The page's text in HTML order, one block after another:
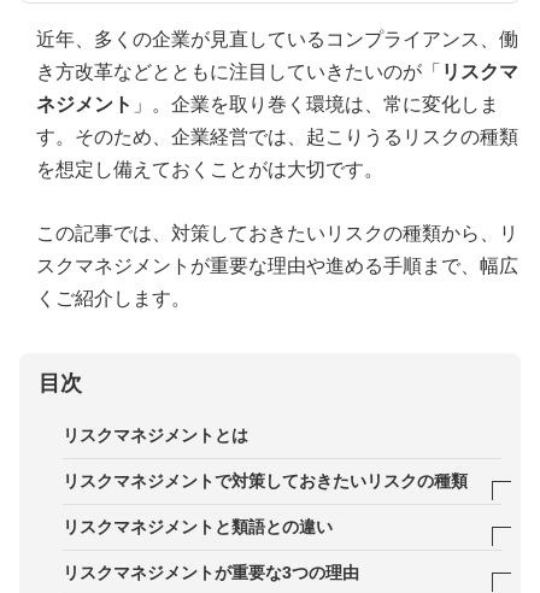
近年、多くの企業が見直しているコンプライアンス、働
き方改革などとともに注目していきたいのが「 リスクマ
ネジメント 」。企業を取り巻く環境は、常に変化しま
す。そのため、企業経営では、起こりうるリスクの種類
を想定し備えておくことがは大切です。
この記事では、対策しておきたいリスクの種類から、リ
スクマネジメントが重要な理由や進める手順まで、幅広
くご紹介します。
目次
リスクマネジメントとは
リスクマネジメントで対策しておきたいリスクの種類
投機的リスク
純粋リスク
リスクマネジメントと類語との違い
クライシスマネジメントとの違い
リスクマネジメントが重要な3つの理由